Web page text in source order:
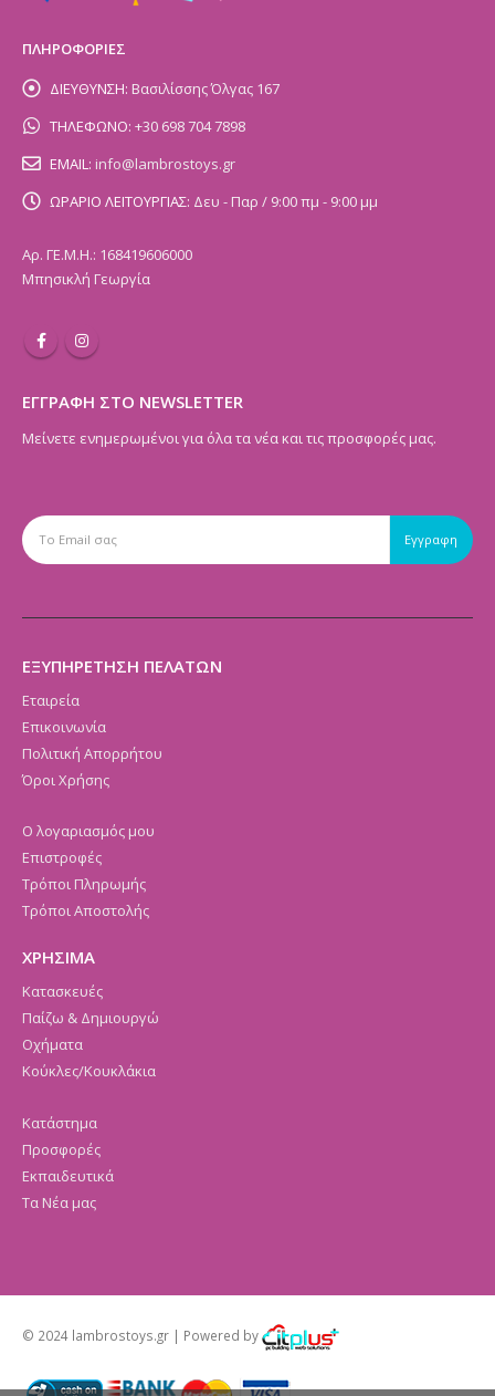
ΠΛΗΡΟΦΟΡΙΕΣ
ΔΙΕΥΘΥΝΣΗ: Βασιλίσσης Όλγας 167
ΤΗΛΕΦΩΝΟ: +30 698 704 7898
EMAIL: info@lambrostoys.gr
ΩΡΑΡΙΟ ΛΕΙΤΟΥΡΓΙΑΣ: Δευ - Παρ / 9:00 πμ - 9:00 μμ
Αρ. ΓΕ.Μ.Η.: 168419606000
Μπησικλή Γεωργία
ΕΓΓΡΑΦΗ ΣΤΟ NEWSLETTER
Μείνετε ενημερωμένοι για όλα τα νέα και τις προσφορές μας.
ΕΞΥΠΗΡΕΤΗΣΗ ΠΕΛΑΤΩΝ
Εταιρεία
Επικοινωνία
Πολιτική Απορρήτου
Όροι Χρήσης
Ο λογαριασμός μου
Επιστροφές
Τρόποι Πληρωμής
Τρόποι Αποστολής
ΧΡΗΣΙΜΑ
Κατασκευές
Παίζω & Δημιουργώ
Οχήματα
Κούκλες/Κουκλάκια
Κατάστημα
Προσφορές
Εκπαιδευτικά
Τα Νέα μας
© 2024 lambrostoys.gr | Powered by